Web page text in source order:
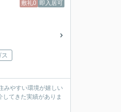
敷礼0 即入居可
みやすい環境が嬉しい
てきた実績がありま